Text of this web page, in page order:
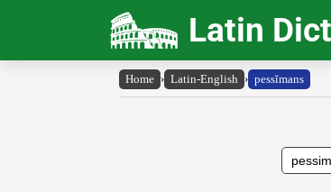
Latin
Home › Latin-English › pessĭmans